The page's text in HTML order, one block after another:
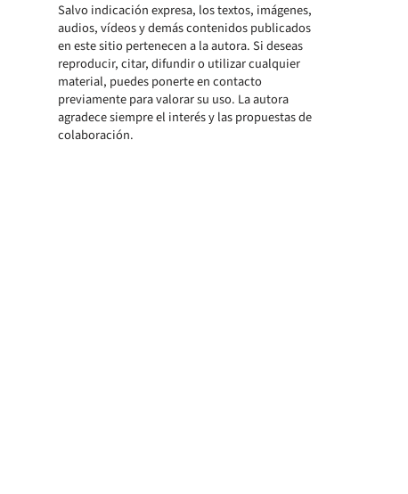
Salvo indicación expresa, los textos, imágenes,
audios, vídeos y demás contenidos publicados
en este sitio pertenecen a la autora. Si deseas
reproducir, citar, difundir o utilizar cualquier
material, puedes ponerte en contacto
previamente para valorar su uso. La autora
agradece siempre el interés y las propuestas de
colaboración.